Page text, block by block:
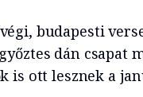
budapesti
dán csapat
is ott lesznek a